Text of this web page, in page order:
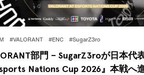
#VALORANT #ENC #SugarZ3ro
部門 – SugarZ3roが日本代
Nations Cup 2026』本戦へ